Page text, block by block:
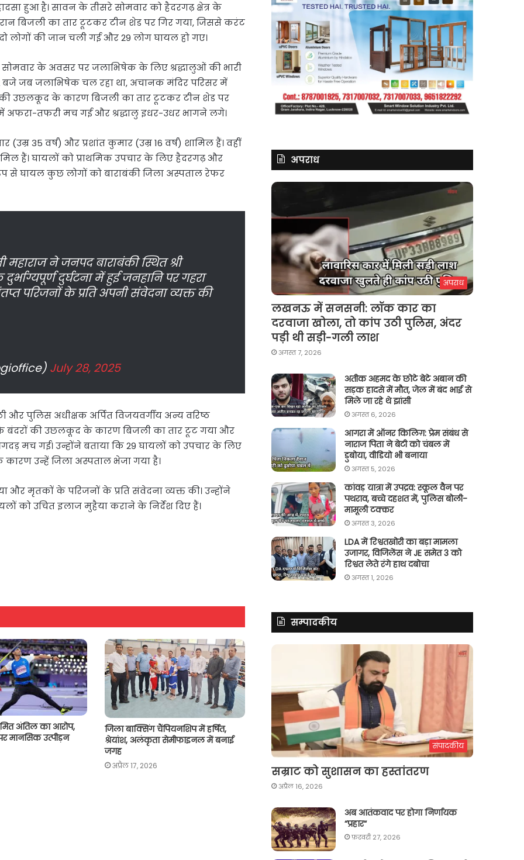
हुआ है। सावन के तीसरे सोमवार को हैदरगढ़ क्षेत्र के
बिजली का तार टूटकर टीन शेड पर गिर गया, जिससे करंट
की जान चली गई और 29 लोग घायल हो गए।
के अवसर पर जलाभिषेक के लिए श्रद्धालुओं की भारी
बजे जब जलाभिषेक चल रहा था, अचानक मंदिर परिसर में
की उछलकूद के कारण बिजली का तार टूटकर टीन शेड पर
तफरी मच गई और श्रद्धालु इधर-उधर भागने लगे।
35 वर्ष) और प्रशांत कुमार (उम्र 16 वर्ष) शामिल हैं। वहीं
हैं। घायलों को प्राथमिक उपचार के लिए हैदरगढ़ और
से घायल कुछ लोगों को बाराबंकी जिला अस्पताल रेफर
महाराज ने जनपद बाराबंकी स्थित श्री
दुर्घटना में हुई जनहानि पर गहरा
परिजनों के प्रति अपनी संवेदना व्यक्त की
July 28, 2025
और पुलिस अधीक्षक अर्पित विजयवर्गीय अन्य वरिष्ठ
बंदरों की उछलकूद के कारण बिजली का तार टूट गया और
मच गई। उन्होंने बताया कि 29 घायलों को उपचार के लिए
कारण उन्हें जिला अस्पताल भेजा गया है।
और मृतकों के परिजनों के प्रति संवेदना व्यक्त की। उन्होंने
को उचित इलाज मुहैया कराने के निर्देश दिए हैं।
अंतिल का आरोप,
पर मानसिक उत्पीड़न
जिला बाक्सिंग चैंपियनशिप में हर्षित,
श्रेयांश, अलंकृता सेमीफाइनल में बनाई
जगह
अप्रैल 17, 2026
अपराध
अपराध
लखनऊ में सनसनी: लॉक कार का
दरवाजा खोला, तो कांप उठी पुलिस, अंदर
पड़ी थी सड़ी-गली लाश
अगस्त 7, 2026
अतीक अहमद के छोटे बेटे अबान की
सड़क हादसे में मौत, जेल में बंद भाई से
मिले जा रहे थे झांसी
अगस्त 6, 2026
आगरा में ऑनर किलिग़: प्रेम संबंध से
नाराज पिता ने बेटी को चंबल में
डुबोया, वीडियो भी बनाया
अगस्त 5, 2026
कांवड़ यात्रा में उपद्रव: स्कूल वैन पर
पथराव, बच्चे दहशत में, पुलिस बोली-
मामूली टक्कर
अगस्त 3, 2026
LDA में रिश्वतखोरी का बड़ा मामला
उजागर, विजिलेंस ने JE समेत 3 को
रिश्वत लेते रंगे हाथ दबोचा
अगस्त 1, 2026
सम्पादकीय
संपादकीय
सम्राट को सुशासन का हस्तांतरण
अप्रैल 16, 2026
अब आतंकवाद पर होगा निर्णायक
“प्रहार“
फ़रवरी 27, 2026